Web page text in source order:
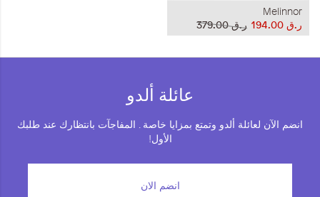
Melinnor
ر.ق‏ 379.00
ر.ق‏ 194.00
عائلة ألدو
انضم الآن لعائلة ألدو وتمتع بمزايا خاصة . المفاجآت بانتظارك عند طلبك
الأول!
انضم الان